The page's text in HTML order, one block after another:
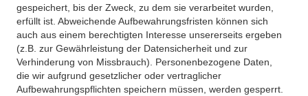
gespeichert, bis der Zweck, zu dem sie verarbeitet wurden,
erfüllt ist. Abweichende Aufbewahrungsfristen können sich
auch aus einem berechtigten Interesse unsererseits ergeben
(z.B. zur Gewährleistung der Datensicherheit und zur
Verhinderung von Missbrauch). Personenbezogene Daten,
die wir aufgrund gesetzlicher oder vertraglicher
Aufbewahrungspflichten speichern müssen, werden gesperrt.